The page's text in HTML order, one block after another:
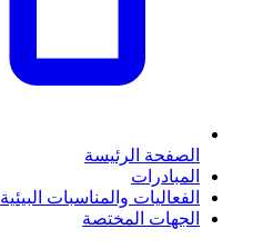
الصفحة الرئيسة
المبادرات
الفعاليات والمناسبات البيئية
الجهات المختصة